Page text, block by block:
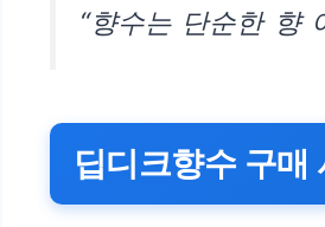
“향수는 단순한 향
딥디크향수 구매